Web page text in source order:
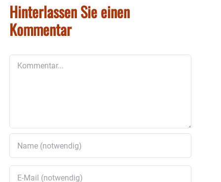
Hinterlassen Sie einen
Kommentar